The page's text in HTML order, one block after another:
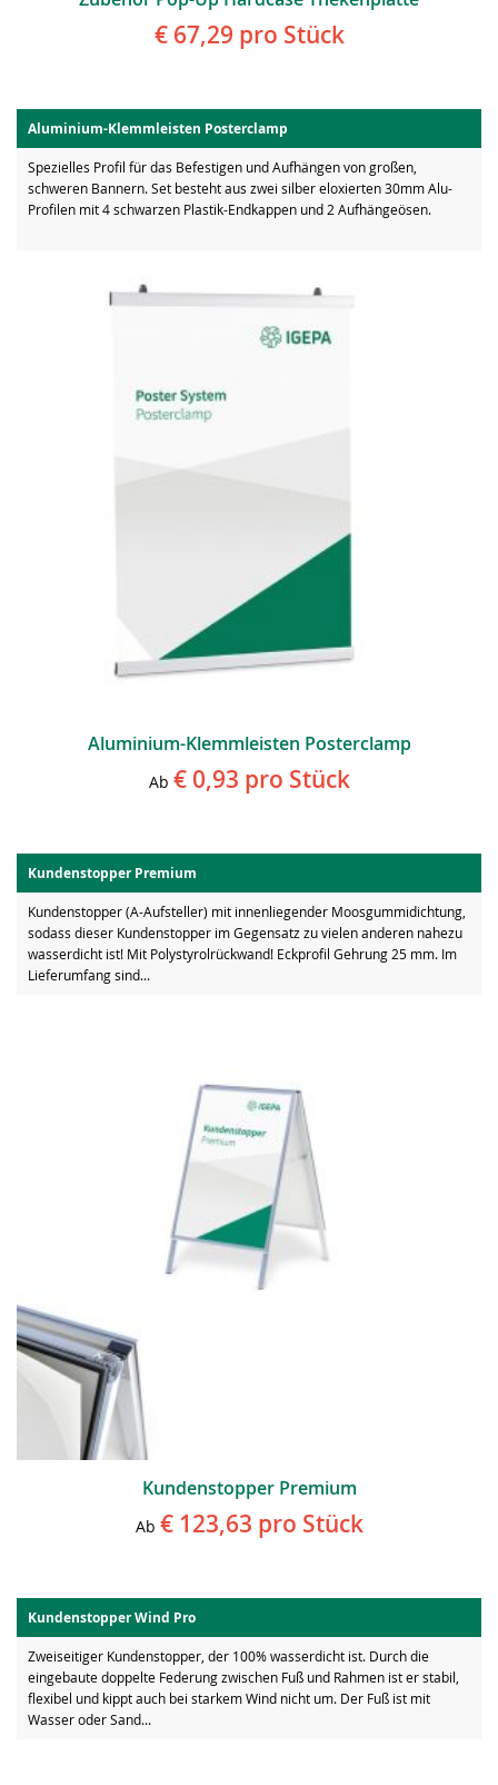
€ 67,29 pro Stück
Aluminium-Klemmleisten Posterclamp
Spezielles Profil für das Befestigen und Aufhängen von großen,
schweren Bannern. Set besteht aus zwei silber eloxierten 30mm Alu-
Profilen mit 4 schwarzen Plastik-Endkappen und 2 Aufhängeösen.
Aluminium-Klemmleisten Posterclamp
Ab € 0,93 pro Stück
Kundenstopper Premium
Kundenstopper (A-Aufsteller) mit innenliegender Moosgummidichtung,
sodass dieser Kundenstopper im Gegensatz zu vielen anderen nahezu
wasserdicht ist! Mit Polystyrolrückwand! Eckprofil Gehrung 25 mm. Im
Lieferumfang sind...
Kundenstopper Premium
Ab € 123,63 pro Stück
Kundenstopper Wind Pro
Zweiseitiger Kundenstopper, der 100% wasserdicht ist. Durch die
eingebaute doppelte Federung zwischen Fuß und Rahmen ist er stabil,
flexibel und kippt auch bei starkem Wind nicht um. Der Fuß ist mit
Wasser oder Sand...